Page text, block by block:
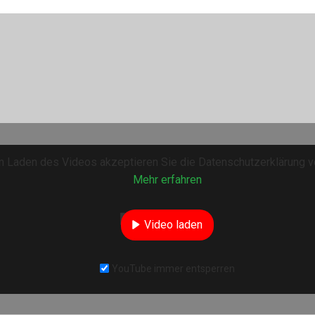
Mehr erfahren
Video laden